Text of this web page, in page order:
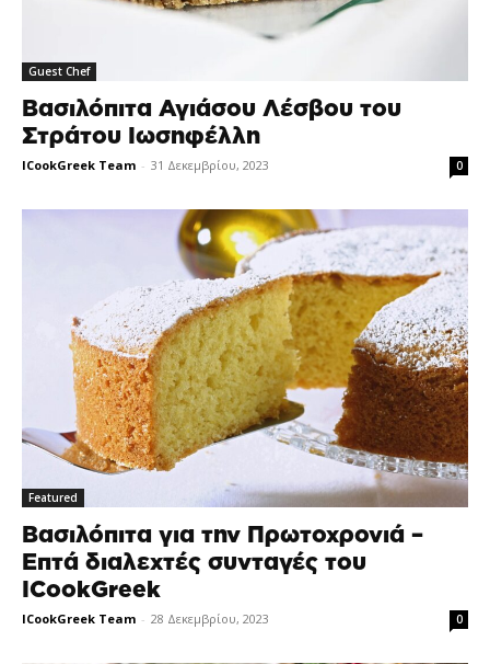
Guest Chef
Βασιλόπιτα Αγιάσου Λέσβου του
Στράτου Ιωσηφέλλη
ICookGreek Team - 31 Δεκεμβρίου, 2023 0
Featured
Βασιλόπιτα για την Πρωτοχρονιά –
Επτά διαλεχτές συνταγές του
ICookGreek
ICookGreek Team - 28 Δεκεμβρίου, 2023 0